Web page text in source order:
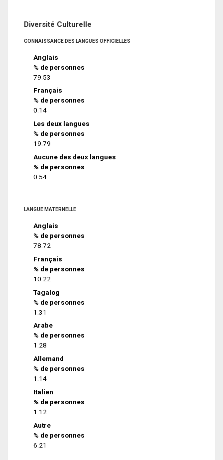
Diversité Culturelle
CONNAISSANCE DES LANGUES OFFICIELLES
Anglais
% de personnes
79.53
Français
% de personnes
0.14
Les deux langues
% de personnes
19.79
Aucune des deux langues
% de personnes
0.54
LANGUE MATERNELLE
Anglais
% de personnes
78.72
Français
% de personnes
10.22
Tagalog
% de personnes
1.31
Arabe
% de personnes
1.28
Allemand
% de personnes
1.14
Italien
% de personnes
1.12
Autre
% de personnes
6.21